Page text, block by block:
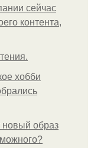
сейчас
контента,
хобби
образ